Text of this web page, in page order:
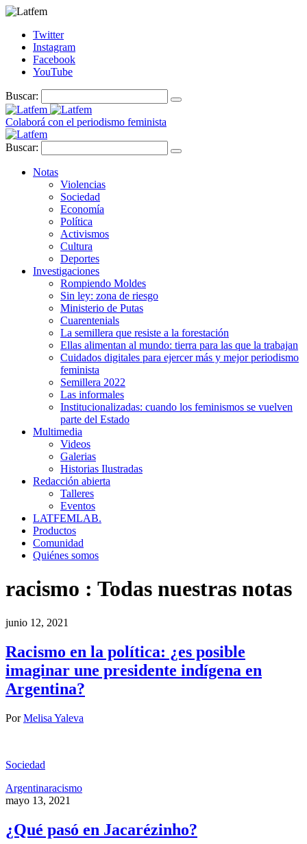
Twitter
Instagram
Facebook
YouTube
Buscar:
Colaborá con el periodismo feminista
Buscar:
Notas
Violencias
Sociedad
Economía
Política
Activismos
Cultura
Deportes
Investigaciones
Rompiendo Moldes
Sin ley: zona de riesgo
Ministerio de Putas
Cuarentenials
La semillera que resiste a la forestación
Ellas alimentan al mundo: tierra para las que la trabajan
Cuidados digitales para ejercer más y mejor periodismo
feminista
Semillera 2022
Las informales
Institucionalizadas: cuando los feminismos se vuelven
parte del Estado
Multimedia
Videos
Galerias
Historias Ilustradas
Redacción abierta
Talleres
Eventos
LATFEMLAB.
Productos
Comunidad
Quiénes somos
racismo : Todas nuestras notas
junio 12, 2021
Racismo en la política: ¿es posible
imaginar une presidente indígena en
Argentina?
PorMelisa Yaleva
Sociedad
Argentinaracismo
mayo 13, 2021
¿Qué pasó en Jacarézinho?